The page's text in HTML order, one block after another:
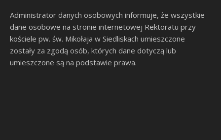
Administrator danych osobowych informuje, że wszystkie
dane osobowe na stronie internetowej Rektoratu przy
kościele pw. św. Mikołaja w Siedliskach umieszczone
zostały za zgodą osób, których dane dotyczą lub
umieszczone są na podstawie prawa.